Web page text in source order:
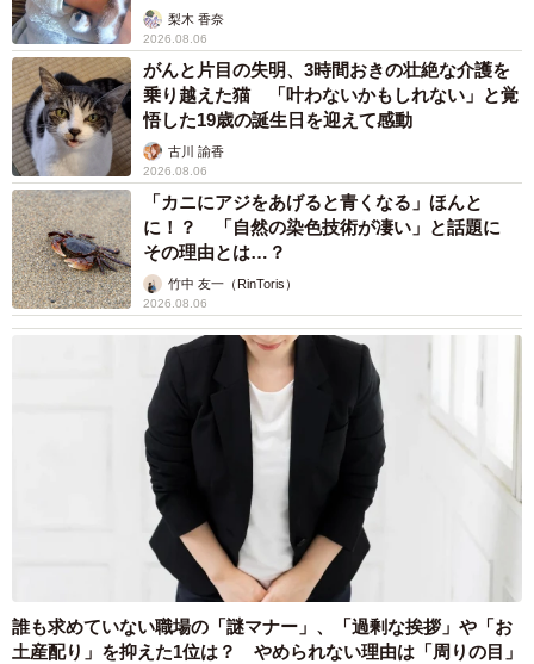
梨木 香奈
2026.08.06
がんと片目の失明、3時間おきの壮絶な介護を
乗り越えた猫 「叶わないかもしれない」と覚
悟した19歳の誕生日を迎えて感動
古川 諭香
2026.08.06
「カニにアジをあげると青くなる」ほんと
に！？ 「自然の染色技術が凄い」と話題に
その理由とは…？
竹中 友一（RinToris）
2026.08.06
誰も求めていない職場の「謎マナー」、「過剰な挨拶」や「お
土産配り」を抑えた1位は？ やめられない理由は「周りの目」